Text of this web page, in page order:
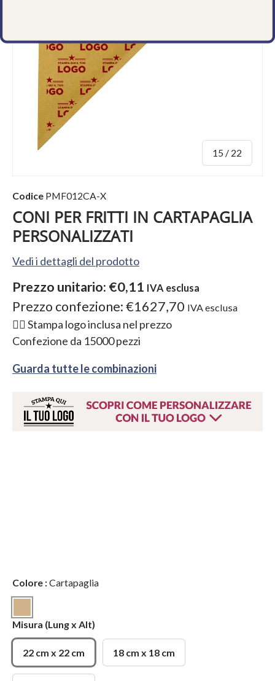
15 / di
22
Codice PMF012CA-X
CONI PER FRITTI IN CARTAPAGLIA
PERSONALIZZATI
Vedi i dettagli del prodotto
Prezzo unitario: €0,11 IVA esclusa
Prezzo confezione:€1627,70 IVA esclusa
👉🏻 Stampa logo inclusa nel prezzo
Confezione da 15000pezzi
Guarda tutte le combinazioni
Misura (Lung x Alt)
22 cm x 22 cm 18 cm x 18 cm
Colore :Cartapaglia
Cartapaglia